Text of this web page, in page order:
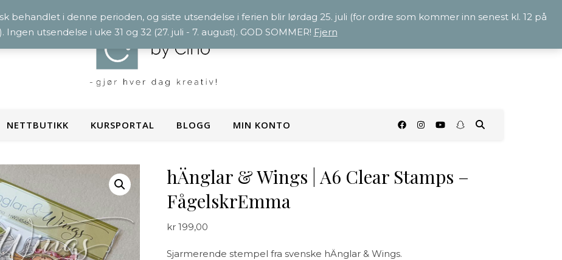
NETTBUTIKK KURSPORTAL BLOGG MIN KONTO
hÄnglar & Wings | A6 Clear Stamps –
FågelskrEmma
kr199,00
Sjarmerende stempel fra svenske hÄnglar & Wings.
behandlet i denne perioden, og siste utsendelse i ferien blir lørdag 25. juli (for ordre som kommer inn senest kl. 12 på
Ingen utsendelse i uke 31 og 32 (27. juli - 7. august). GOD SOMMER! Fjern